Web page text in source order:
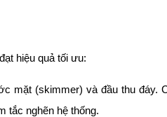
hiệu quả tối ưu:
mặt (skimmer) và đầu thu đáy.
tắc nghẽn hệ thống.